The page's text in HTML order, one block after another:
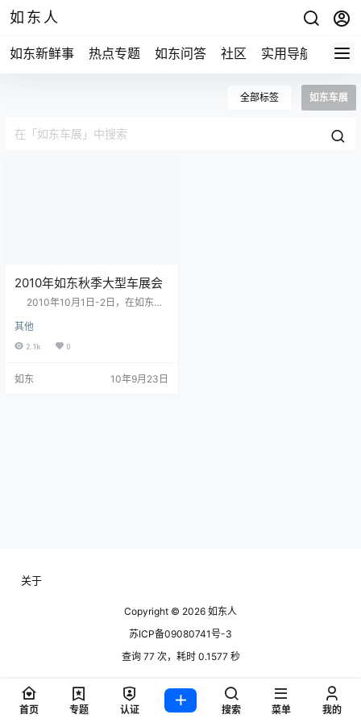
如东人
如东新鲜事 热点专题 如东问答 社区 实用导航 如东
全部标签 如东车展
2010年如东秋季大型车展会
2010年10月1日-2日，在如东县
集团主办的车展会举行。媒体支持
有如东快报、如东电视台、如东人
大型车展将有机会将您的梦想得以
其他
2.1k 0
如东 10年9月23日
关于
Copyright © 2026 如东人
苏ICP备09080741号-3
查询 77 次，耗时 0.1577 秒
首页 专题 认证 搜索 菜单 我的